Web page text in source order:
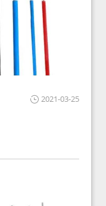
2021-03-25